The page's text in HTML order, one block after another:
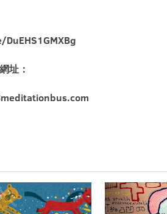
址：